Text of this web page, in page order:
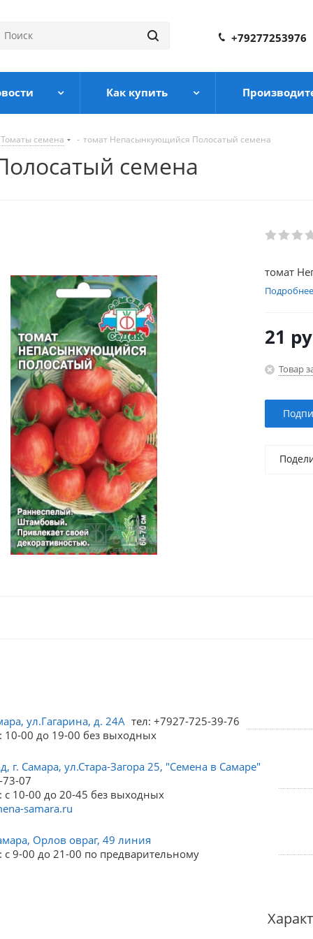
+79277253976
Как купить
Томаты семена - томат Непасынкующийся Полосатый семена
семена
томат
Подробнее
21
Товар
ул.Гагарина, д. 24А тел: +7927-725-39-76
10-00 до 19-00 без выходных
г. Самара, ул.Стара-Загора 25, "Семена в Самаре"
73-07
с 10-00 до 20-45 без выходных
samara.ru
Орлов овраг, 49 линия
с 9-00 до 21-00 по предварительному